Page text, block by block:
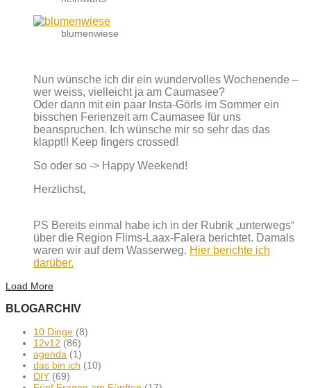
blumenwiese
Nun wünsche ich dir ein wundervolles Wochenende –
wer weiss, vielleicht ja am Caumasee?
Oder dann mit ein paar Insta-Görls im Sommer ein
bisschen Ferienzeit am Caumasee für uns
beanspruchen. Ich wünsche mir so sehr das das
klappt!! Keep fingers crossed!
So oder so -> Happy Weekend!
Herzlichst,
PS Bereits einmal habe ich in der Rubrik „unterwegs“
über die Region Flims-Laax-Falera berichtet. Damals
waren wir auf dem Wasserweg. Hier berichte ich
darüber.
Load More
BLOGARCHIV
10 Dinge (8)
12v12 (86)
agenda (1)
das bin ich (10)
DIY (69)